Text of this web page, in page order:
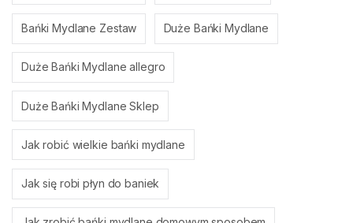
Bańki Mydlane Zestaw Duże Bańki Mydlane
Duże Bańki Mydlane allegro
Duże Bańki Mydlane Sklep
Jak robić wielkie bańki mydlane
Jak się robi płyn do baniek